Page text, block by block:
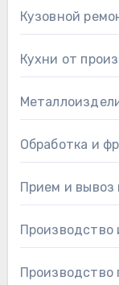
Кузовной
Кухни от
Обработка и
Прием и вывоз
Производство
Производство